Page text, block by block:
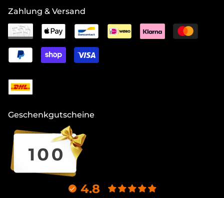
Zahlung & Versand
Geschenkgutscheine
4.8